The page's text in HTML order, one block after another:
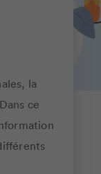
la
ce